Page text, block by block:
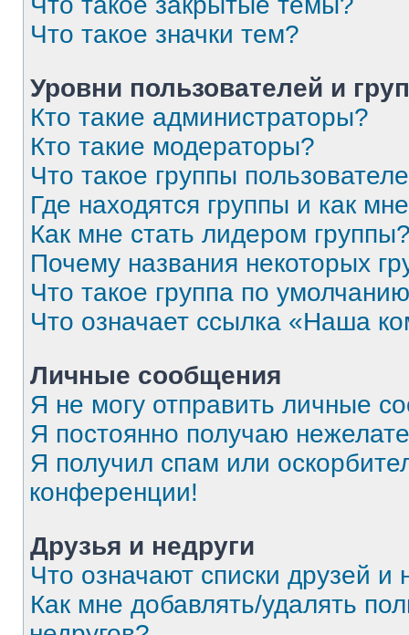
Что такое значки тем?
Уровни пользователей и
Кто такие администраторы?
Кто такие модераторы?
Что такое группы
Где находятся группы и как
Как мне стать лидером
Почему названия некоторых
Что такое группа по
Что означает ссылка «Наша
Личные сообщения
Я не могу отправить личные
Я постоянно получаю
Я получил спам или
конференции!
Друзья и недруги
Что означают списки друзей и
Как мне добавлять/удалять